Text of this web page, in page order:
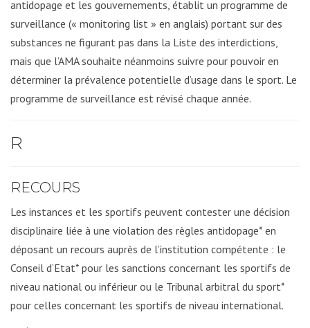
antidopage et les gouvernements, établit un programme de
surveillance (« monitoring list » en anglais) portant sur des
substances ne figurant pas dans la Liste des interdictions,
mais que l’AMA souhaite néanmoins suivre pour pouvoir en
déterminer la prévalence potentielle d’usage dans le sport. Le
programme de surveillance est révisé chaque année.
R
RECOURS
Les instances et les sportifs peuvent contester une décision
disciplinaire liée à une violation des règles antidopage* en
déposant un recours auprès de l’institution compétente : le
Conseil d’Etat* pour les sanctions concernant les sportifs de
niveau national ou inférieur ou le Tribunal arbitral du sport*
pour celles concernant les sportifs de niveau international.